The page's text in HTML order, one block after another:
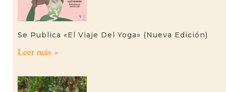
Se Publica «El Viaje Del Yoga» (nueva Edición)
Leer más »